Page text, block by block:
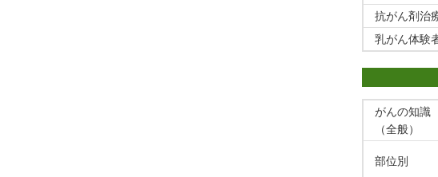
抗がん剤治
乳がん体験
がんの知識
（全般）
部位別